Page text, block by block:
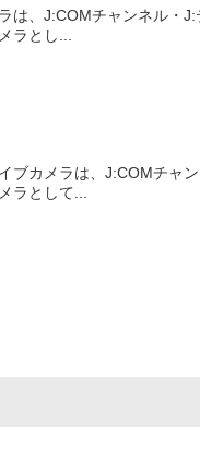
は、J:COMチャンネル・
ラとし...
ブカメラは、J:COMチャ
ラとして...